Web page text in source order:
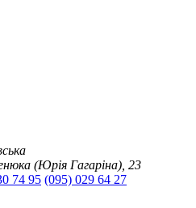
(Юрія Гагаріна), 23
74 95 (095) 029 64 27